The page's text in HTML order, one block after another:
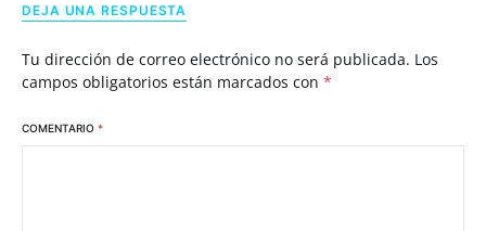
DEJA UNA RESPUESTA
Tu dirección de correo electrónico no será publicada. Los
campos obligatorios están marcados con *
COMENTARIO *